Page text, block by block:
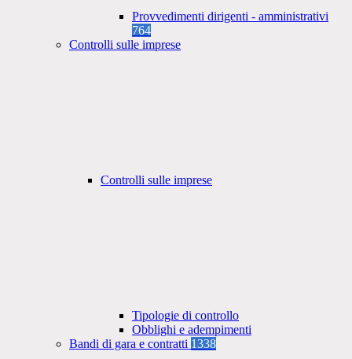
Provvedimenti dirigenti - amministrativi
764
Controlli sulle imprese
Controlli sulle imprese
Tipologie di controllo
Obblighi e adempimenti
Bandi di gara e contratti 1338